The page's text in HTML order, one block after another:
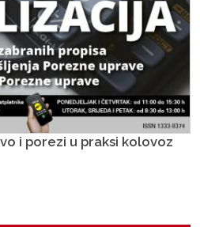
i porezi u praksi kolovoz